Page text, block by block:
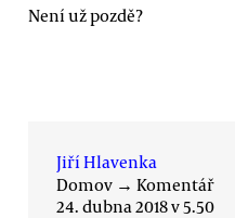
Není už pozdě?
Jiří Hlavenka
Domov → Komentář
24. dubna 2018 v 5.50